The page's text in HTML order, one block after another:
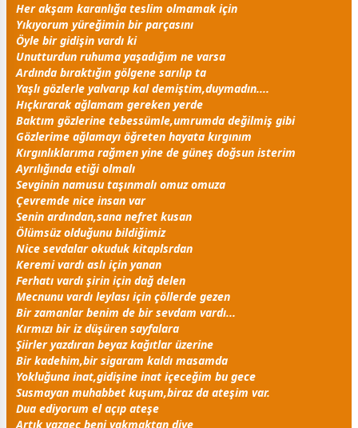
Her akşam karanlığa teslim olmamak için
Yıkıyorum yüreğimin bir parçasını
Öyle bir gidişin vardı ki
Unutturdun ruhuma yaşadığım ne varsa
Ardında bıraktığın gölgene sarılıp ta
Yaşlı gözlerle yalvarıp kal demiştim,duymadın....
Hıçkırarak ağlamam gereken yerde
Baktım gözlerine tebessümle,umrumda değilmiş gibi
Gözlerime ağlamayı öğreten hayata kırgınım
Kırgınlıklarıma rağmen yine de güneş doğsun isterim
Ayrılığında etiği olmalı
Sevginin namusu taşınmalı omuz omuza
Çevremde nice insan var
Senin ardından,sana nefret kusan
Ölümsüz olduğunu bildiğimiz
Nice sevdalar okuduk kitaplsrdan
Keremi vardı aslı için yanan
Ferhatı vardı şirin için dağ delen
Mecnunu vardı leylası için çöllerde gezen
Birzamanlar benim de birsevdam vardı...
Kırmızı bir iz düşüren sayfalara
Şiirler yazdıran beyazkağıtlar üzerine
Bir kadehim,bir sigaram kaldı masamda
Yokluğuna inat,gidişine inat içeceğim bugece
Susmayan muhabbet kuşum,biraz da ateşim var.
Dua ediyorum el açıp ateşe
Artık vazgeç beni yakmaktan diye